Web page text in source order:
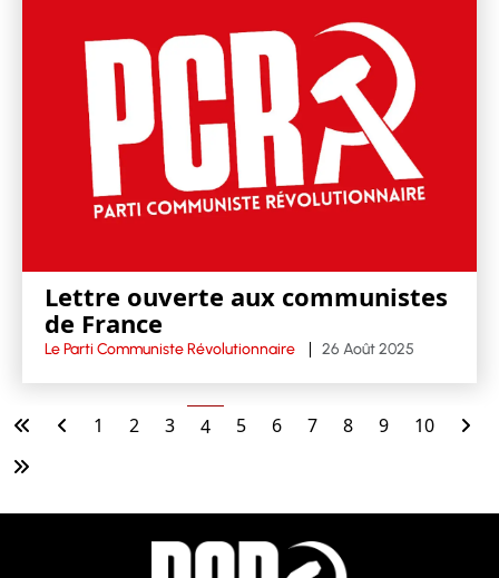
Lettre ouverte aux communistes
de France
Le Parti Communiste Révolutionnaire 26 Août 2025
1 2 3 4 5 6 7 8 9 10